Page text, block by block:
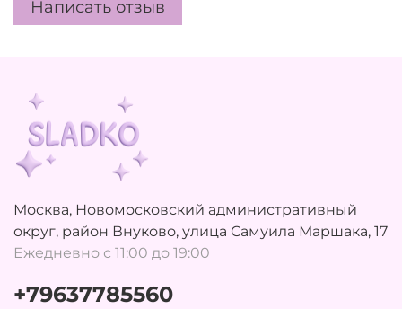
Написать отзыв
Москва, Новомосковский административный
округ, район Внуково, улица Самуила Маршака, 17
Ежедневно с 11:00 до 19:00
+79637785560